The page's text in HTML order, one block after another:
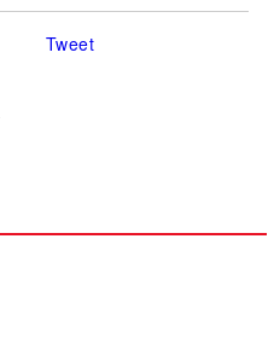
Tweet